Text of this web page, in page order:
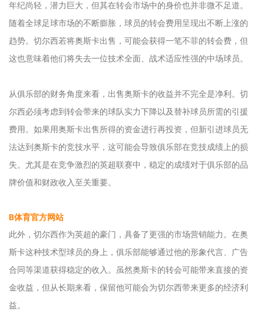
年纪尚轻，潜力巨大，但其在转会市场中的身价也并非微不足道。
随着全球足球市场的不断膨胀，球员的转会费用呈现出不断上涨的
趋势。切尔西若将奥斯卡出售，可能会获得一笔不菲的转会费，但
这也意味着他们将失去一位技术全面、战术适应性强的中场球员。
从俱乐部的财务角度来看，出售奥斯卡的收益并不完全是净利。切
尔西必须考虑到转会带来的球队实力下降以及替补球员所需的引援
费用。如果用奥斯卡出售所得的资金进行再投资，但新引进球员无
法达到奥斯卡的竞技水平，这可能会导致俱乐部在竞技成绩上的损
失。尤其是在竞争激烈的英超联赛中，稳定的成绩对于俱乐部的品
牌价值和财政收入至关重要。
B体育官方网站
此外，切尔西作为英超的豪门，具备了更强的市场营销能力。在奥
斯卡这种技术型球员的身上，俱乐部能够通过他的形象代言、广告
合同等渠道获得稳定的收入。虽然奥斯卡的转会可能带来直接的资
金收益，但从长期来看，保留他可能会为切尔西带来更多的经济利
益。